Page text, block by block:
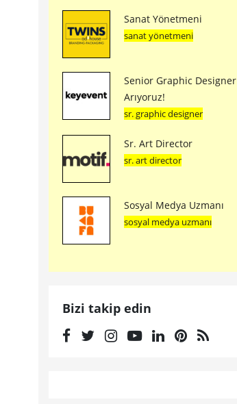
Sanat Yönetmeni
sanat yönetmeni
Senior Graphic Designer
Arıyoruz!
sr. graphic designer
Sr. Art Director
sr. art director
Sosyal Medya Uzmanı
sosyal medya uzmanı
Bizi takip edin